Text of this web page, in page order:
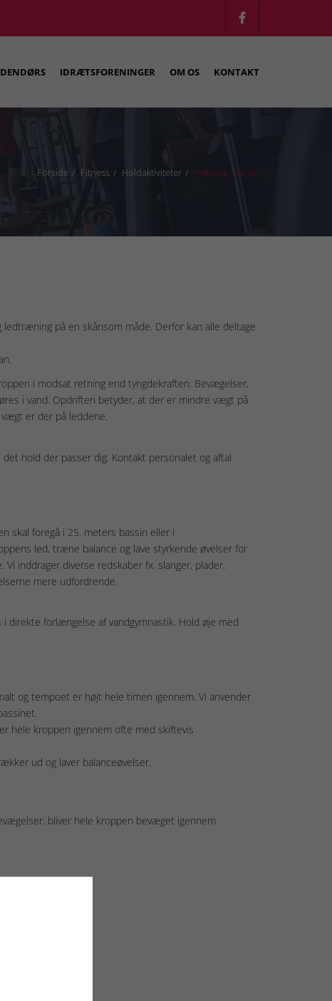
IDRÆTSFORENINGER OM OS KONTAKT
Forside Fitness Holdaktiviteter Træning i vand
på en skånsom måde. Derfor kan alle deltage
i modsat retning end tyngdekraften. Bevægelser,
i vand. Opdriften betyder, at der er mindre vægt på
er der på leddene.
hold der passer dig. Kontakt personalet og aftal
skal foregå i 25. meters bassin eller i
led, træne balance og lave styrkende øvelser for
inddrager diverse redskaber fx. slanger, plader,
mere udfordrende.
direkte forlængelse af vandgymnastik. Hold øje med
og tempoet er højt hele timen igennem. Vi anvender
hele kroppen igennem ofte med skiftevis
ud og laver balanceøvelser.
bliver hele kroppen bevæget igennem.